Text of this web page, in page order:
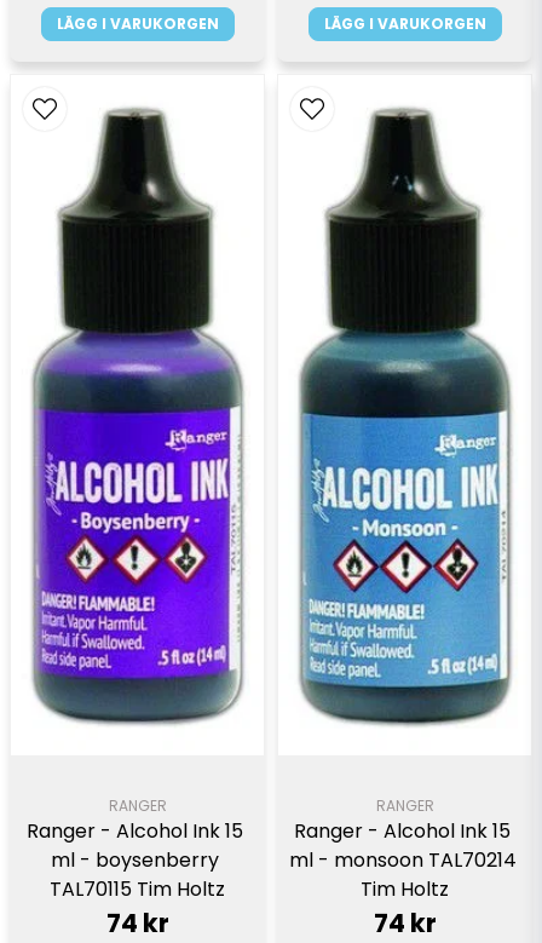
LÄGG I VARUKORGEN LÄGG I VARUKORGEN
RANGER
Ranger - Alcohol Ink 15
ml - boysenberry
TAL70115 Tim Holtz
74 kr
RANGER
Ranger - Alcohol Ink 15
ml - monsoon TAL70214
Tim Holtz
74 kr